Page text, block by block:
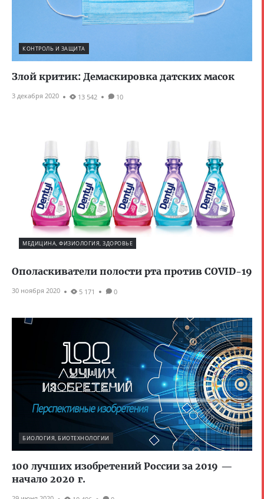
КОНТРОЛЬ И ЗАЩИТА
Злой критик: Демаскировка датских масок
3 декабря 2020 13 542 10
МЕДИЦИНА, ФИЗИОЛОГИЯ, ЗДОРОВЬЕ
Ополаскиватели полости рта против COVID-19
30 ноября 2020 5 171 0
БИОЛОГИЯ, БИОТЕХНОЛОГИИ
100 лучших изобретений России за 2019 —
начало 2020 г.